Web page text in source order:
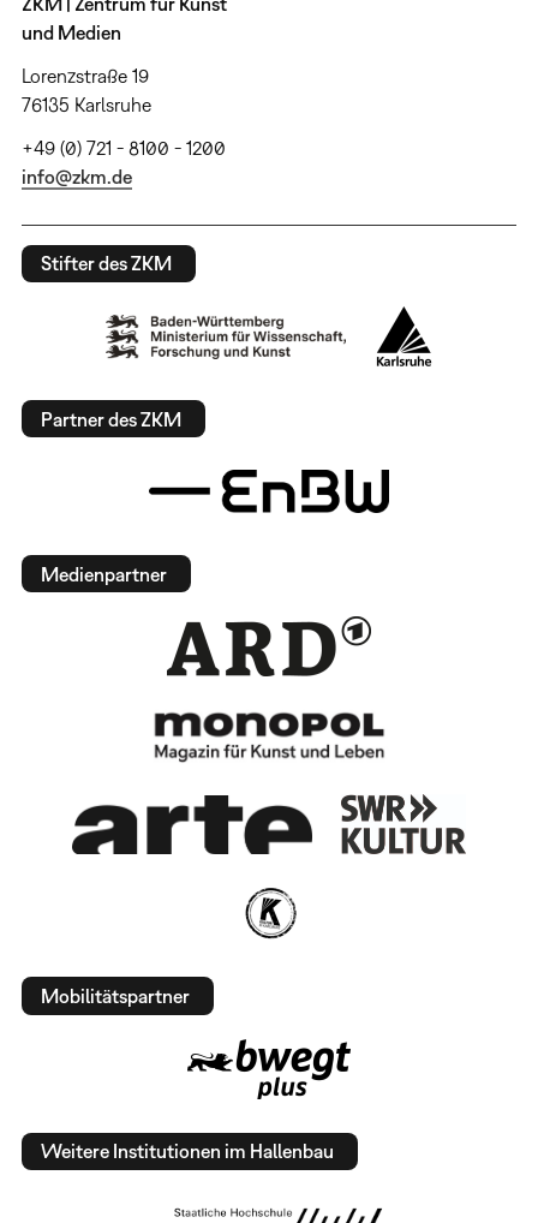
und Medien
Lorenzstraße 19
76135 Karlsruhe
+49 (0) 721 - 8100 - 1200
info@zkm.de
Stifter des ZKM
Partner des ZKM
Medienpartner
Mobilitätspartner
Weitere Institutionen im Hallenbau